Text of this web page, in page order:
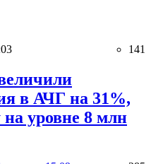
141
в АЧГ на 31%,
уровне 8 млн